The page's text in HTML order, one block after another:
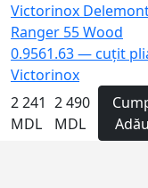
Victorinox
Ranger 55 Wood
0.9561.63 — cuțit
Victorinox
2 241
MDL
2 490
MDL